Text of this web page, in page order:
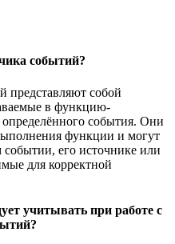
событий?
представляют собой
в функцию-
события. Они
функции и могут
его источнике или
для корректной
учитывать при работе с